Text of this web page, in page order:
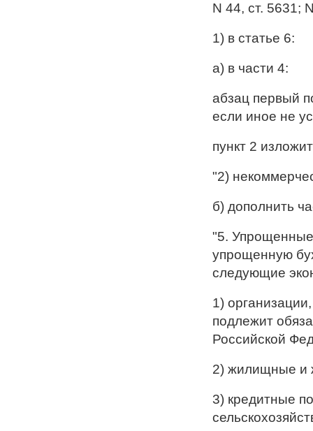
N 44, ст. 5631;
1) в статье 6:
а) в части 4:
абзац первый
если иное не
пункт 2
"2)
б) дополнить
"5. Упрощенные
упрощенную
следующие
1)
подлежит
Российской
2) жилищные и
3) кредитные